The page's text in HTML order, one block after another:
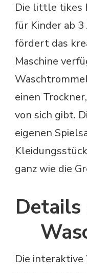
Die little tikes
für Kinder ab 3
fördert das
Maschine
einen
von sich gibt.
eigenen
ganz wie die
Die